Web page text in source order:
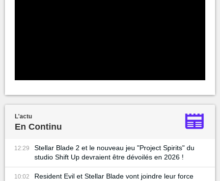
L'actu
En Continu
12:29
Stellar Blade 2 et le nouveau jeu "Project Spirits" du
studio Shift Up devraient être dévoilés en 2026 !
10:02
Resident Evil et Stellar Blade vont joindre leur force